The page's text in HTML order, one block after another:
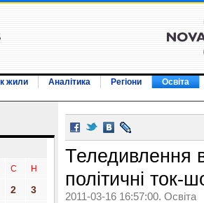
жили Аналітика Регіони
Освіта
С Н
2
3
Теледивлення
політичні ток-
2011-03-16 16:57:00. Освіта